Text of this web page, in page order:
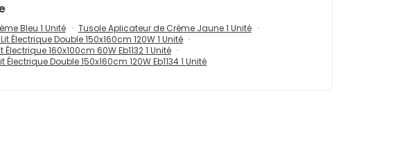
Bleu 1 Unité
Tusole Aplicateur de Crème Jaune 1 Unité
Électrique Double 150x160cm 120W 1 Unité
160x100cm 60W Eb1132 1 Unité
Électrique Double 150x160cm 120W Eb1134 1 Unité